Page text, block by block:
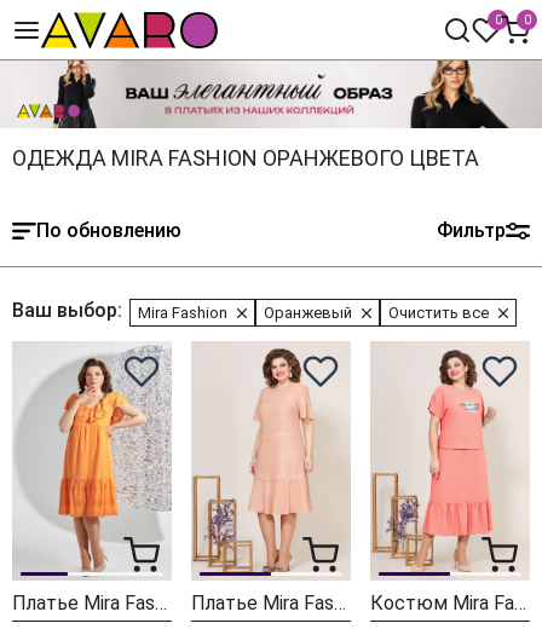
0 0
ОДЕЖДА MIRA FASHION ОРАНЖЕВОГО ЦВЕТА
По обновлению Фильтр
Ваш выбор: Mira Fashion Оранжевый Очистить все
Платье Mira Fashion 5434 Платье Mira Fashion 5273 Костюм Mira Fashion 5226-2